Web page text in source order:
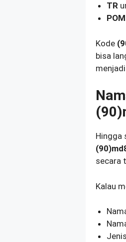
TR
POM
Kode
bisa
Hingga
secara
Kalau